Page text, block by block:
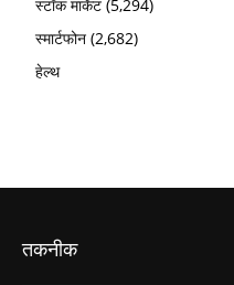
स्टॉक मार्केट (5,294)
स्मार्टफोन (2,682)
हेल्थ
तकनीक